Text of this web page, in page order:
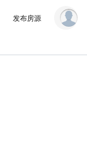
发布房源